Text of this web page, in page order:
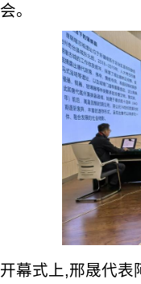
会。
开幕式上,邢晟代表